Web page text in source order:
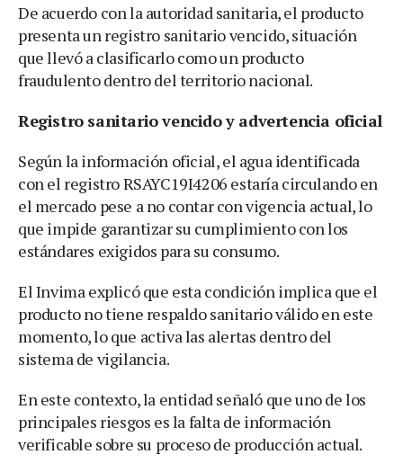
De acuerdo con la autoridad sanitaria, el producto
presenta un registro sanitario vencido, situación
que llevó a clasificarlo como un producto
fraudulento dentro del territorio nacional.
Registro sanitario vencido y advertencia oficial
Según la información oficial, el agua identificada
con el registro RSAYC19I4206 estaría circulando en
el mercado pese a no contar con vigencia actual, lo
que impide garantizar su cumplimiento con los
estándares exigidos para su consumo.
El Invima explicó que esta condición implica que el
producto no tiene respaldo sanitario válido en este
momento, lo que activa las alertas dentro del
sistema de vigilancia.
En este contexto, la entidad señaló que uno de los
principales riesgos es la falta de información
verificable sobre su proceso de producción actual.